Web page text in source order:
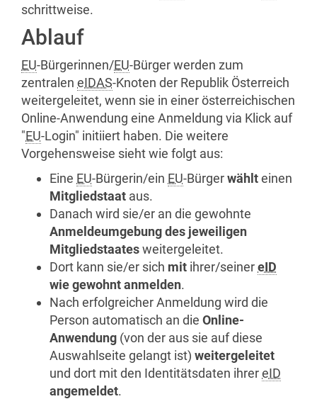
schrittweise.
Ablauf
EU-Bürgerinnen/EU-Bürger werden zum
zentralen eIDAS-Knoten der Republik Österreich
weitergeleitet, wenn sie in einer österreichischen
Online-Anwendung eine Anmeldung via Klick auf
"EU-Login" initiiert haben. Die weitere
Vorgehensweise sieht wie folgt aus:
Eine EU-Bürgerin/ein EU-Bürgerwählteinen
Mitgliedstaat aus.
Danach wird sie/er an die gewohnte
Anmeldeumgebung des jeweiligen
Mitgliedstaatesweitergeleitet.
Dort kann sie/er sich mit ihrer/seinereID
wie gewohnt anmelden.
Nach erfolgreicher Anmeldung wird die
Person automatisch an die Online-
Anwendung (von der aus sie auf diese
Auswahlseite gelangt ist) weitergeleitet
und dort mit den Identitätsdaten ihrereID
angemeldet.